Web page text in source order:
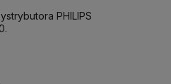
PHILIPS